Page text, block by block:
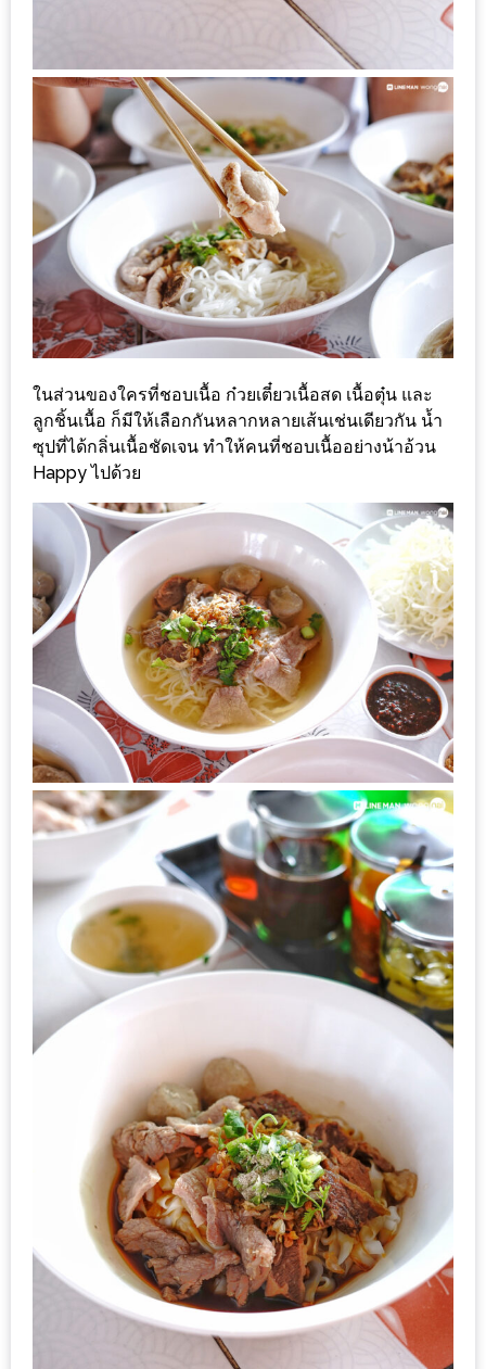
ทั้ง
ช้อป
กิน
เที่ยว
พร้อม
โม
ชั่น
สำหรับ
คน
รัก
บ้าน
มากมาย
MY
ACCOUNT
NEW
FACEBOOK
TIMELINE
POLICY
OKTOBERFEST
ครั้ง
ที่
เทศกาล
เบียร์
ที่
ใหญ่
โลก
กับ
โรง
แรม
ฮอ
ลิ
เดย์
อินน์
เชียงใหม่
ในส่วนของใครที่ชอบเนื้อ ก๋วยเตี๋ยวเนื้อสด เนื้อตุ๋น และ
ลูกชิ้นเนื้อ ก็มีให้เลือกกันหลากหลายเส้นเช่นเดียวกัน น้ำ
ซุปที่ได้กลิ่นเนื้อชัดเจน ทำให้คนที่ชอบเนื้ออย่างน้าอ้วน
Happy ไปด้วย